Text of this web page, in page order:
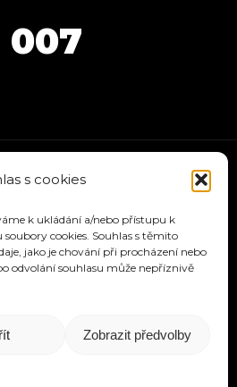
s cookies
k ukládání a/nebo přístupu k
cookies. Souhlas s těmito
jako je chování při procházení nebo
odvolání souhlasu může nepříznivě
Zobrazit předvolby
007